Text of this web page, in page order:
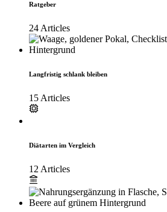
Ratgeber
24 Articles
Langfristig schlank bleiben
15 Articles
Diätarten im Vergleich
12 Articles